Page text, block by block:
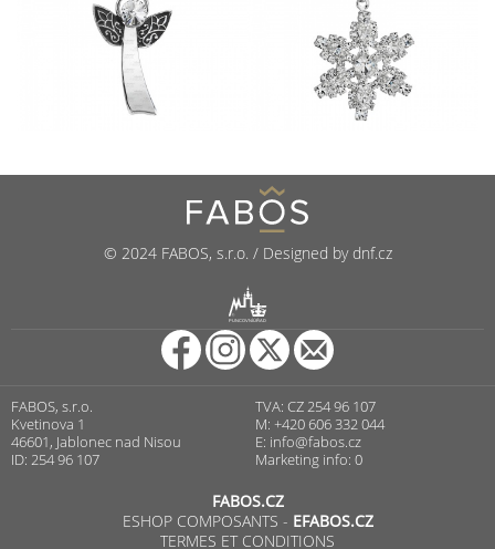
© 2024 FABOS, s.r.o. / Designed by dnf.cz
PUNCOVNÍ ÚŘAD
FABOS, s.r.o.
Kvetinova 1
46601, Jablonec nad Nisou
ID: 254 96 107
TVA: CZ 254 96 107
M: +420 606 332 044
E: info@fabos.cz
Marketing info: 0
FABOS.CZ
ESHOP COMPOSANTS - EFABOS.CZ
TERMES ET CONDITIONS